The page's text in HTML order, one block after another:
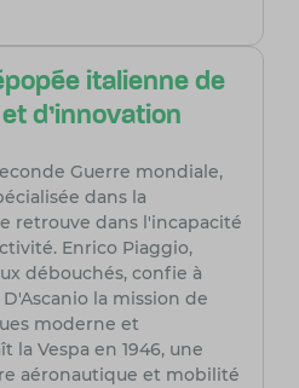
italienne de
d'innovation
Guerre mondiale,
dans la
retrouve dans l'incapacité
Enrico Piaggio,
débouchés, confie à
la mission de
moderne et
la Vespa en 1946, une
aéronautique et mobilité